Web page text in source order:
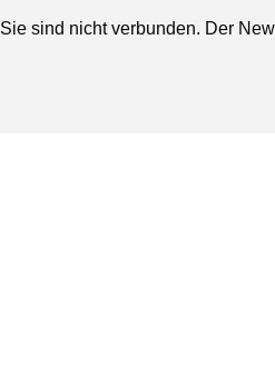
Sie sind nicht verbunden. Der